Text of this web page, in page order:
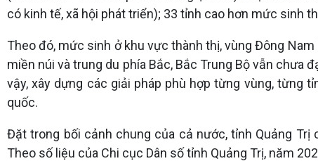
có kinh tế, xã hội phát triển); 33 tỉnh cao hơn mức sinh
Theo đó, mức sinh ở khu vực thành thị, vùng Đông
miền núi và trung du phía Bắc, Bắc Trung Bộ vẫn
vậy, xây dựng các giải pháp phù hợp từng vùng,
quốc.
Đặt trong bối cảnh chung của cả nước, tỉnh Quảng
Theo số liệu của Chi cục Dân số tỉnh Quảng Trị, năm